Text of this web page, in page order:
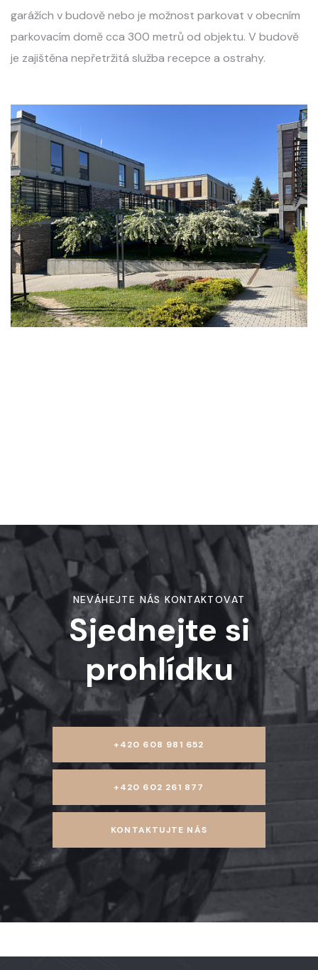
garážích v budově nebo je možnost parkovat v obecním
parkovacím domě cca 300 metrů od objektu. V budově
je zajištěna nepřetržitá služba recepce a ostrahy.
NEVÁHEJTE NÁS KONTAKTOVAT
Sjednejte si
prohlídku
+420 608 981 652
+420 602 261 877
KONTAKTUJTE NÁS